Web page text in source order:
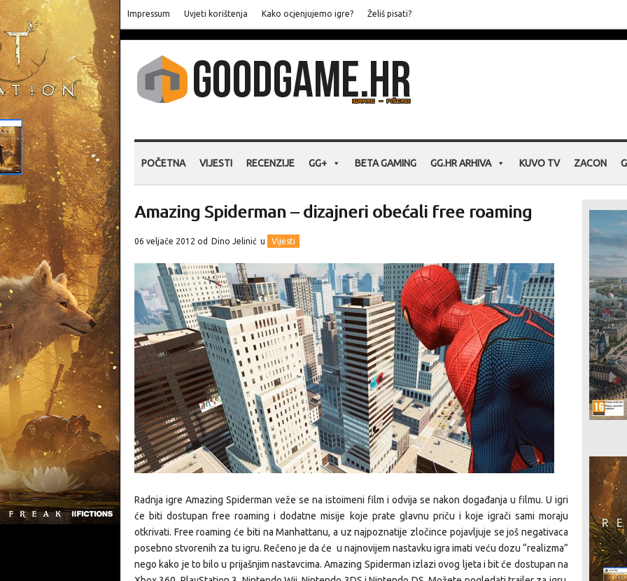
Impressum Uvjeti korištenja Kako ocjenjujemo igre? Želiš pisati?
POČETNA VIJESTI RECENZIJE GG+ BETA GAMING GG.HR ARHIVA KUVO TV ZACON
Amazing Spiderman – dizajneri obećali free roaming
06 veljače 2012 od Dino Jelinić u Vijesti
Radnja igre Amazing Spiderman veže se na istoimeni film i odvija se nakon događanja u filmu. U igri
će biti dostupan free roaming i dodatne misije koje prate glavnu priču i koje igrači sami moraju
otkrivati. Free roaming će biti na Manhattanu, a uz najpoznatije zločince pojavljuje se još negativaca
posebno stvorenih za tu igru. Rečeno je da će u najnovijem nastavku igra imati veću dozu “realizma”
nego kako je to bilo u prijašnjim nastavcima. Amazing Spiderman izlazi ovog ljeta i bit će dostupan na